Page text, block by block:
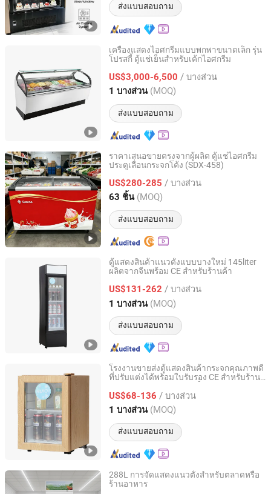
ส่งแบบสอบถาม
เครื่องแสดงไอศกรีมแบบพกพาขนาดเล็ก รุ่น
โปรสกี้ ตู้แช่เย็นสำหรับเค้กไอศกรีม
US$3,000-6,500 / บางส่วน
1 บางส่วน (MOQ)
ส่งแบบสอบถาม
Nanjing Prosky Food Machinery Manufacturing Co., Ltd.
Jiangsu, China อัตราจาก 2010
ราคาเสนอขายตรงจากผู้ผลิต ตู้แช่ไอศกรีม
ประตูเลื่อนกระจกโค้ง (SDX-458)
US$280-285 / บางส่วน
63 ชิ้น (MOQ)
ส่งแบบสอบถาม
Zhejiang Gangtong Electrical Appliance Co., Ltd.
Zhejiang, China อัตราจาก 2021
ตู้แสดงสินค้าแนวตั้งแบบบางใหม่ 145liter
ผลิตจากจีนพร้อม CE สำหรับร้านค้า
US$131-262 / บางส่วน
1 บางส่วน (MOQ)
ส่งแบบสอบถาม
Hangzhou Ruiqi Technology Co., Ltd.
Zhejiang, China อัตราจาก 2025
โรงงานขายส่งตู้แสดงสินค้ากระจกคุณภาพดี
ที่ปรับแต่งได้พร้อมใบรับรอง CE สำหรับร้าน
US$68-136 / บางส่วน
1 บางส่วน (MOQ)
ส่งแบบสอบถาม
Hangzhou Ruiqi Technology Co., Ltd.
Zhejiang, China อัตราจาก 2025
288L การจัดแสดงแนวตั้งสำหรับตลาดหรือ
ร้านอาหาร
Yuyao Shangling Electrical Appliance Co., Ltd.